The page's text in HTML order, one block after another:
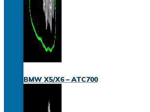
BMW X5/X6 – ATC700